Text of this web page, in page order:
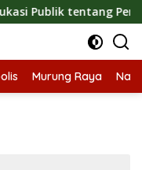
Publik tentang Peran
Murung Raya